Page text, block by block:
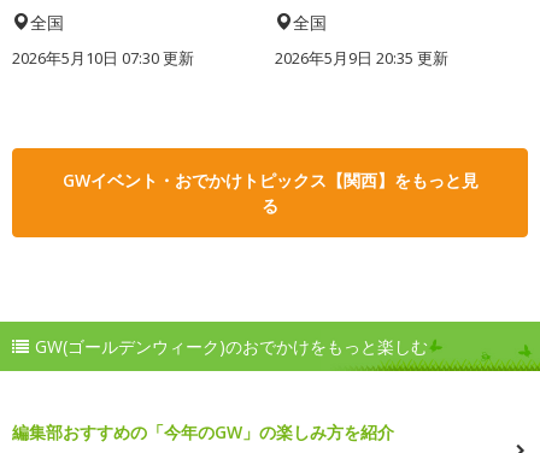
全国
2026年5月10日 07:30 更新
全国
2026年5月9日 20:35 更新
GWイベント・おでかけトピックス【関西】をもっと見
る
GW(ゴールデンウィーク)のおでかけをもっと楽しむ
編集部おすすめの「今年のGW」の楽しみ方を紹介